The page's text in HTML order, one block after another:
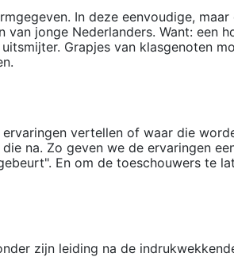
In deze eenvoudige,
jonge Nederlanders. Want: een
Grapjes van klasgenoten
vertellen of waar die
na. Zo geven we de ervaringen
En om de toeschouwers te
zijn leiding na de